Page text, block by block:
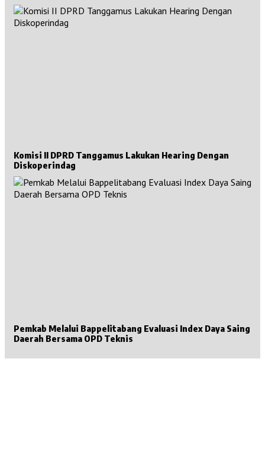
Komisi II DPRD Tanggamus Lakukan Hearing Dengan
Diskoperindag
Pemkab Melalui Bappelitabang Evaluasi Index Daya Saing
Daerah Bersama OPD Teknis